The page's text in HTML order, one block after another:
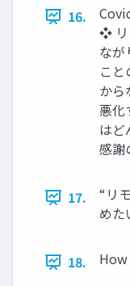
16.
❖
なが
こ
から
悪
はど
感謝
17.
“リ
めた
18.